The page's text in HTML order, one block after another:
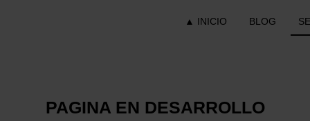
▲ INICIO BLOG
PAGINA EN DESARROLLO